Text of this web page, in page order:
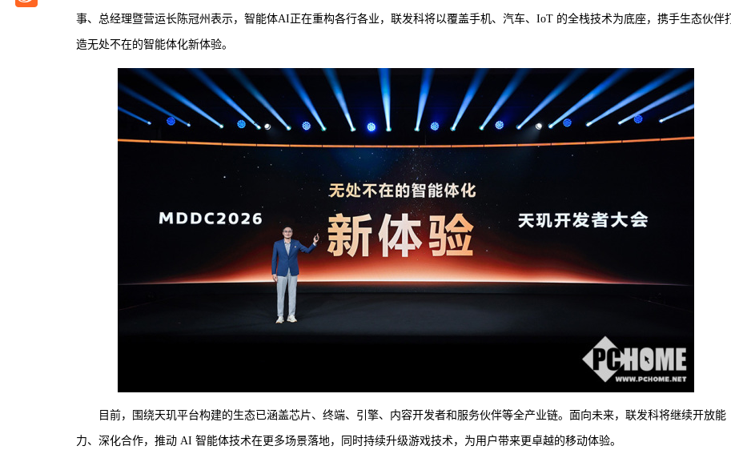
事、总经理暨营运长陈冠州表示，智能体AI正在重构各行各业，联发科将以覆盖手机、汽车、IoT 的全栈技术为底座，携手生态伙伴打
造无处不在的智能体化新体验。
目前，围绕天玑平台构建的生态已涵盖芯片、终端、引擎、内容开发者和服务伙伴等全产业链。面向未来，联发科将继续开放能
力、深化合作，推动 AI 智能体技术在更多场景落地，同时持续升级游戏技术，为用户带来更卓越的移动体验。